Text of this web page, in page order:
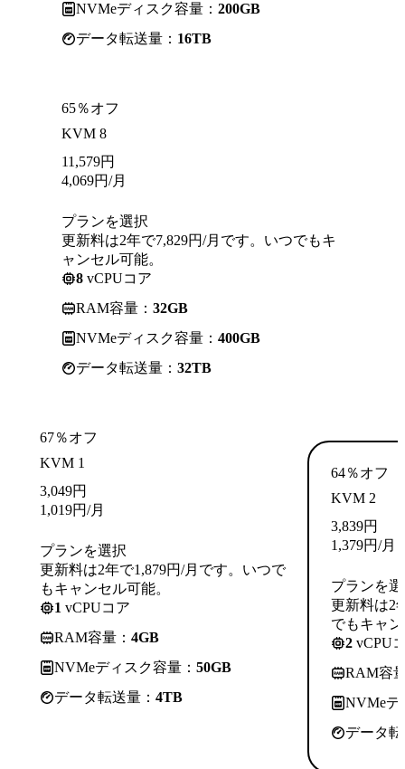
NVMeディスク容量： 200GB
データ転送量： 16TB
65％オフ
KVM 8
11,579円
4,069円/月
プランを選択
更新料は2年で7,829円/月です。いつでもキ
ャンセル可能。
8 vCPUコア
RAM容量： 32GB
NVMeディスク容量： 400GB
データ転送量： 32TB
67％オフ
KVM 1
3,049円
1,019円/月
プランを選択
更新料は2年で1,879円/月です。いつで
もキャンセル可能。
1 vCPUコア
RAM容量： 4GB
NVMeディスク容量： 50GB
データ転送量： 4TB
64％オフ
KVM 2
3,839円
1,379円/月
プランを
更新料は2
でもキャ
2 vCPU
RAM容
NVMeデ
データ